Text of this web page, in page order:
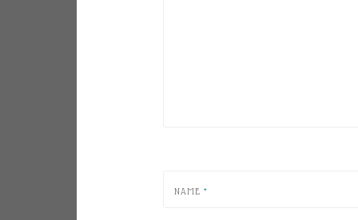
NAME *